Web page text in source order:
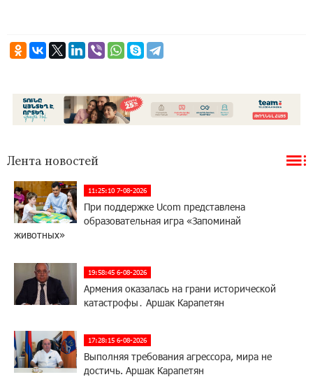
Лента новостей
11:25:10 7-08-2026
При поддержке Ucom представлена
образовательная игра «Запоминай
животных»
19:58:45 6-08-2026
Армения оказалась на грани исторической
катастрофы․ Аршак Карапетян
17:28:15 6-08-2026
Выполняя требования агрессора, мира не
достичь. Аршак Карапетян